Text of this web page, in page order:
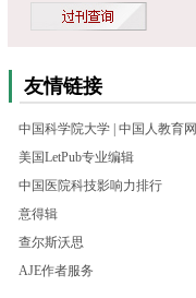
友情链接
中国科学院大学 中国人教育网
美国LetPub专业编辑
中国医院科技影响力排行
意得辑
查尔斯沃思
AJE作者服务